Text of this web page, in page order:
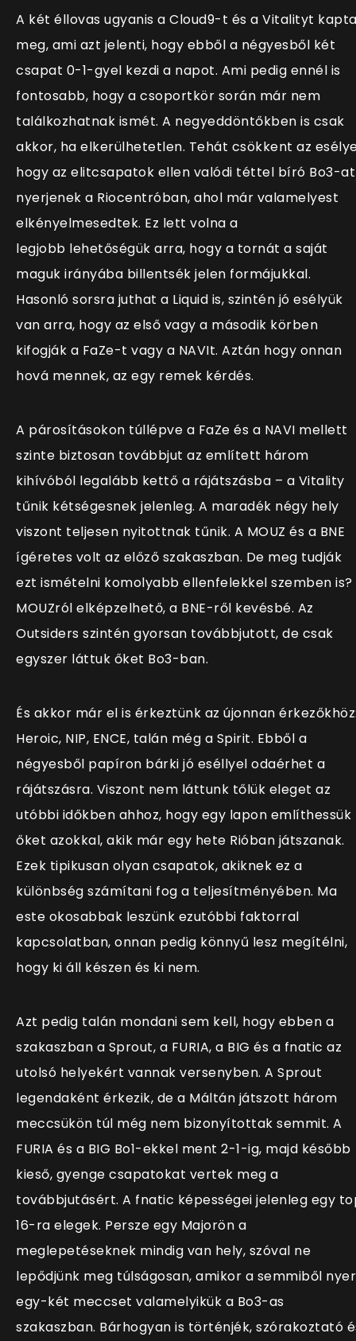
A két éllovas ugyanis a Cloud9-t és a Vitalityt
meg, ami azt jelenti, hogy ebből a négyesből két
csapat 0-1-gyel kezdi a napot. Ami pedig ennél is
fontosabb, hogy a csoportkör során már nem
találkozhatnak ismét. A negyeddöntőkben is csak
akkor, ha elkerülhetetlen. Tehát csökkent az
hogy az elitcsapatok ellen valódi téttel bíró Bo3-at
nyerjenek a Riocentróban, ahol már valamelyest
elkényelmesedtek. Ez lett volna a
legjobb lehetőségük arra, hogy a tornát a saját
maguk irányába billentsék jelen formájukkal.
Hasonló sorsra juthat a Liquid is, szintén jó esélyük
van arra, hogy az első vagy a második körben
kifogják a FaZe-t vagy a NAVIt. Aztán hogy onnan
hová mennek, az egy remek kérdés.
A párosításokon túllépve a FaZe és a NAVI mellett
szinte biztosan továbbjut az említett három
kihívóból legalább kettő a rájátszásba – a Vitality
tűnik kétségesnek jelenleg. A maradék négy hely
viszont teljesen nyitottnak tűnik. A MOUZ és a BNE
ígéretes volt az előző szakaszban. De meg tudják
ezt ismételni komolyabb ellenfelekkel szemben is?
MOUZról elképzelhető, a BNE-ről kevésbé. Az
Outsiders szintén gyorsan továbbjutott, de csak
egyszer láttuk őket Bo3-ban.
És akkor már el is érkeztünk az újonnan
Heroic, NIP, ENCE, talán még a Spirit. Ebből a
négyesből papíron bárki jó eséllyel odaérhet a
rájátszásra. Viszont nem láttunk tőlük eleget az
utóbbi időkben ahhoz, hogy egy lapon említhessük
őket azokkal, akik már egy hete Rióban játszanak.
Ezek tipikusan olyan csapatok, akiknek ez a
különbség számítani fog a teljesítményében. Ma
este okosabbak leszünk ezutóbbi faktorral
kapcsolatban, onnan pedig könnyű lesz megítélni,
hogy ki áll készen és ki nem.
Azt pedig talán mondani sem kell, hogy ebben a
szakaszban a Sprout, a FURIA, a BIG és a fnatic az
utolsó helyekért vannak versenyben. A Sprout
legendaként érkezik, de a Máltán játszott három
meccsükön túl még nem bizonyítottak semmit. A
FURIA és a BIG Bo1-ekkel ment 2-1-ig, majd később
kieső, gyenge csapatokat vertek meg a
továbbjutásért. A fnatic képességei jelenleg egy
16-ra elegek. Persze egy Majorön a
meglepetéseknek mindig van hely, szóval ne
lepődjünk meg túlságosan, amikor a semmiből nyer
egy-két meccset valamelyikük a Bo3-as
szakaszban. Bárhogyan is történjék, szórakoztató